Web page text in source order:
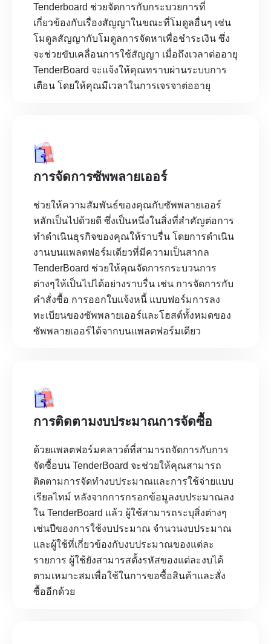
Tenderboard ช่วยจัดการกับกระบวยการที่
เกี่ยวข้องกับเรื่องสัญญาในขณะที่โมดูลอื่นๆ เช่น
โมดูลสัญญากับโมดูลการจัดหาเพื่อชำระเงิน ซึ่ง
จะช่วยขับเคลื่อนการใช้สัญญา เมื่อถึงเวลาต่ออายุ
TenderBoard จะแจ้งให้คุณทราบผ่านระบบการ
เตือน โดยให้คุณมีเวลาในการเจรจาต่ออายุ
การจัดการซัพพลายเออร์
ช่วยให้ความสัมพันธ์ของคุณกับซัพพลายเออร์
หลักเป็นไปด้วยดี ซึ่งเป็นหนึ่งในสิ่งที่สำคัญต่อการ
ทำดำเนินธุรกิจของคุณให้ราบรื่น โดยการดำเนิน
งานบนแพลตฟอร์มเดียวที่มีความเป็นสากล
TenderBoard ช่วยให้คุณจัดการกระบวนการ
ต่างๆให้เป็นไปได้อย่างราบรื่น เช่น การจัดการกับ
คำสั่งซื้อ การออกใบแจ้งหนี้ แบบฟอร์มการลง
ทะเบียนของซัพพลายเออร์และโฮสต์ทั้งหมดของ
ซัพพลายเออร์ได้จากบนแพลตฟอร์มเดียว
การติดตามงบประมาณการจัดซื้อ
ด้วยแพลตฟอร์มคลาวด์ที่สามารถจัดการกับการ
จัดซื้อบน TenderBoard จะช่วยให้คุณสามารถ
ติดตามการจัดทำงบประมาณและการใช้จ่ายแบบ
เรียลไทม์ หลังจากการกรอกข้อมูลงบประมาณลง
ใน TenderBoard แล้ว ผู้ใช้สามารถระบุสิ่งต่างๆ
เช่นปีของการใช้งบประมาณ จำนวนงบประมาณ
และผู้ใช้ที่เกี่ยวข้องกับงบประมาณของแต่ละ
รายการ ผู้ใช้ยังสามารสตั้งรหัสของแต่ละงบได้
ตามเหมาะสมเพื่อใช้ในการขอซื้อสินค้าและสั่ง
ซื้ออีกด้วย